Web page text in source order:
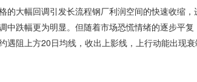
的大幅回调引发长流程钢厂利润空间的快速收缩
中跌幅更为明显。但随着市场恐慌情绪的逐步平
阻上方20日均线，收出上影线，上行动能出现衰